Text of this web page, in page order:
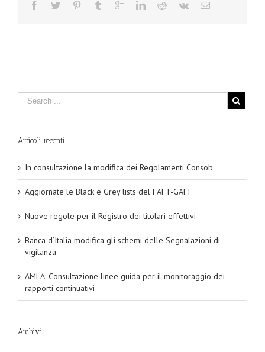
Articoli recenti
In consultazione la modifica dei Regolamenti Consob
Aggiornate le Black e Grey lists del FAFT-GAFI
Nuove regole per il Registro dei titolari effettivi
Banca d’Italia modifica gli schemi delle Segnalazioni di
vigilanza
AMLA: Consultazione linee guida per il monitoraggio dei
rapporti continuativi
Archivi